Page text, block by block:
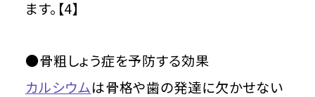
ます。【4】
●骨粗しょう症を予防する効果
カルシウムは骨格や歯の発達に欠かせない